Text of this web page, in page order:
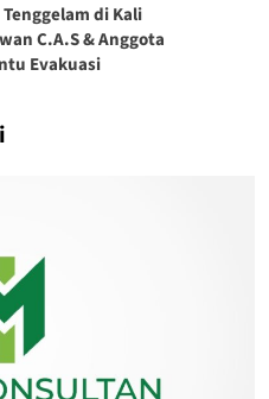
di Kali
C.A.S & Anggota
Evakuasi